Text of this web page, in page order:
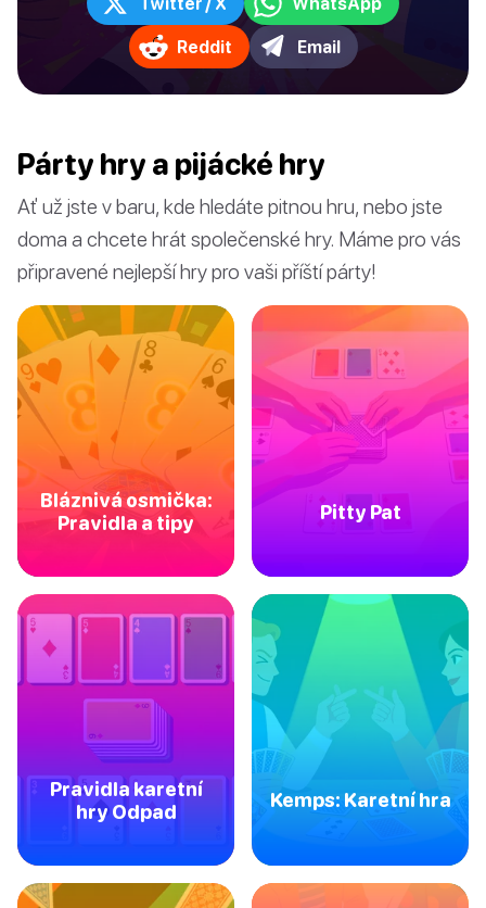
Reddit Email
Párty hry a pijácké hry
Ať už jste v baru, kde hledáte pitnou hru, nebo jste
doma a chcete hrát společenské hry. Máme pro vás
připravené nejlepší hry pro vaši příští párty!
Bláznivá osmička:
Pravidla a tipy
Pitty Pat
Pravidla karetní
hry Odpad
Kemps: Karetní hra